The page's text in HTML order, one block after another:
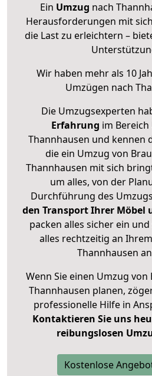
Ein Umzug nach
Herausforderungen mit
die Last zu erleichtern –
Wir haben mehr als 10
Umzügen nach
Die Umzugsexperten
Erfahrung im
Thannhausen und kennen
die ein Umzug von
Thannhausen mit sich
um alles, von der
Durchführung des
den Transport Ihrer Möbel
packen alles sicher ein
alles rechtzeitig an
Thannhausen
Wenn Sie einen Umzug
Thannhausen planen,
professionelle Hilfe in
Kontaktieren Sie uns
reibungslosen
Kostenlose